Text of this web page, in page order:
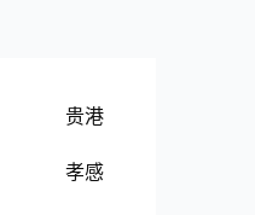
贵港
孝感